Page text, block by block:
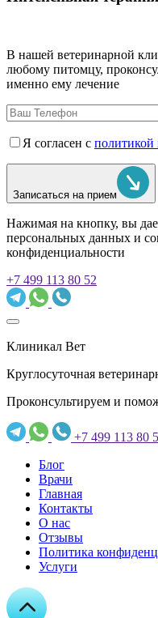
В нашей ветеринарной
любому питомцу,
именно ему лечение
Я согласен с политикой
Записаться на прием
Нажимая на кнопку, вы
персональных данных и
конфиденциальности
+7 499 113 80 52
Клиникал Вет
Круглосуточная
Проконсультируем и
+7 499 113 80
Блог
Врачи
Главная
Контакты
О нас
Отзывы
Политика
Услуги